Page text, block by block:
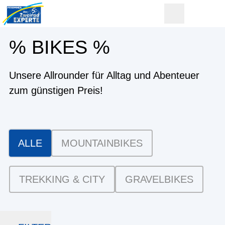
% BIKES %
Unsere Allrounder für Alltag und Abenteuer
zum günstigen Preis!
ALLE MOUNTAINBIKES
TREKKING & CITY GRAVELBIKES